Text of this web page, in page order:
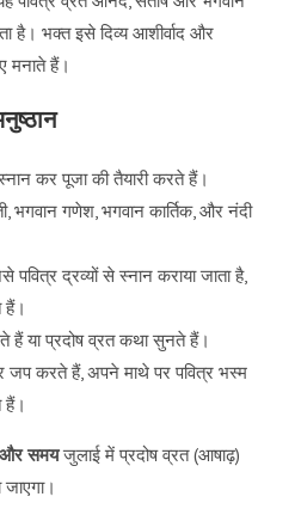
है। भक्त इसे दिव्य आशीर्वाद और
मनाते हैं।
कर पूजा की तैयारी करते हैं।
भगवान गणेश, भगवान कार्तिक, और नंदी
द्रव्यों से स्नान कराया जाता है,
हैं।
हैं या प्रदोष व्रत कथा सुनते हैं।
जप करते हैं, अपने माथे पर पवित्र भस्म
और समयजुलाई में प्रदोष व्रत (आषाढ़)